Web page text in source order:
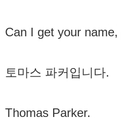
Can I get your
토마스 파커입니다.
Thomas Parker.